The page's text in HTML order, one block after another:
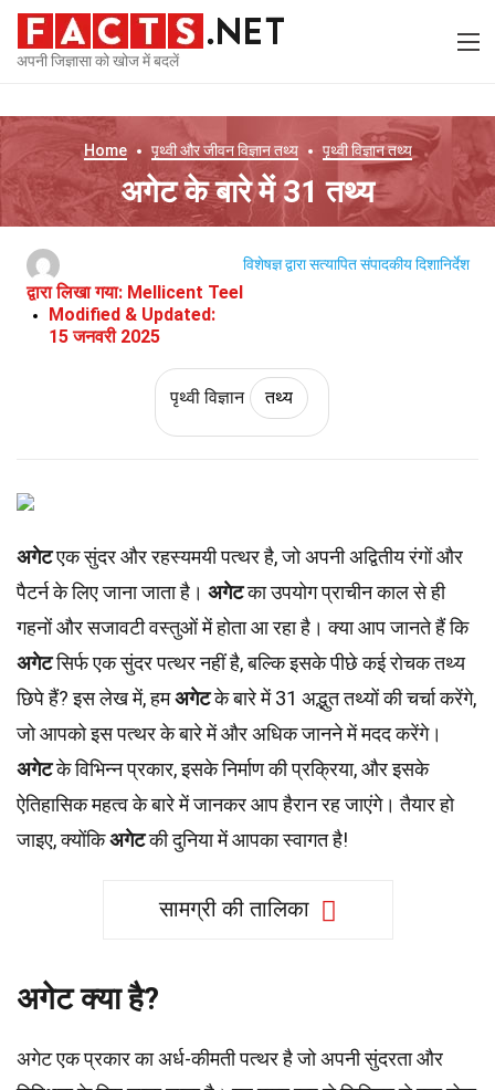
अपनी जिज्ञासा को खोज में बदलें
Home पृथ्वी और जीवन विज्ञानतथ्य पृथ्वी विज्ञानतथ्य
अगेट के बारे में 31 तथ्य
द्वारा लिखा गया: Mellicent Teel
Modified & Updated:
15 जनवरी 2025
विशेषज्ञ द्वारा सत्यापित संपादकीय दिशानिर्देश
पृथ्वी विज्ञान तथ्य
अगेटएक सुंदर और रहस्यमयी पत्थर है, जो अपनी अद्वितीय रंगों और
पैटर्न के लिए जाना जाता है। अगेटका उपयोग प्राचीन काल से ही
गहनों और सजावटी वस्तुओं में होता आ रहा है। क्या आप जानते हैं कि
अगेटसिर्फ एक सुंदर पत्थर नहीं है, बल्कि इसके पीछे कई रोचक तथ्य
छिपे हैं? इस लेख में, हमअगेटके बारे में 31 अद्भुत तथ्यों की चर्चा करेंगे,
जो आपको इस पत्थर के बारे में और अधिक जानने में मदद करेंगे।
अगेटके विभिन्न प्रकार, इसके निर्माण की प्रक्रिया, और इसके
ऐतिहासिक महत्व के बारे में जानकर आप हैरान रह जाएंगे। तैयार हो
जाइए, क्योंकिअगेटकी दुनिया में आपका स्वागत है!
सामग्री की तालिका
अगेट क्या है?
अगेट एक प्रकार का अर्ध-कीमती पत्थर है जो अपनी सुंदरता और